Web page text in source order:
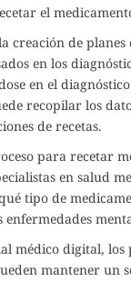
el
creación de
en los
en el
recopilar los
de recetas.
para recetar
en salud
tipo de
médico digital, los
mantener un